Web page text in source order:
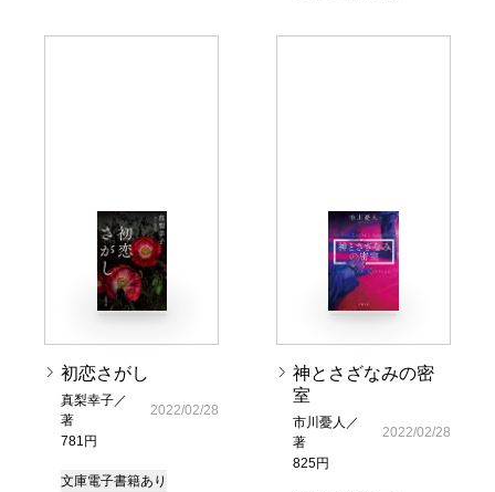
初恋さがし
真梨幸子／
著
781円
2022/02/28
文庫電子書籍あり
神とさざなみの密
室
市川憂人／
著
825円
2022/02/28